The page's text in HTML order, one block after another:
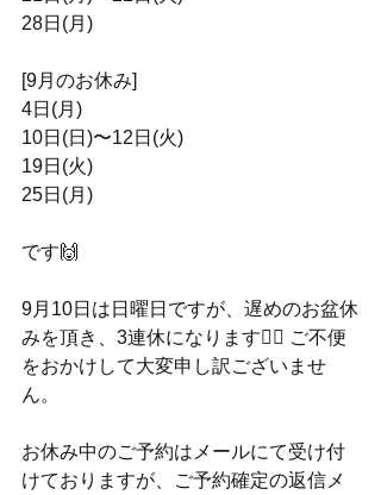
28日(月)
[9月のお休み]
4日(月)
10日(日)〜12日(火)
19日(火)
25日(月)
です🙌
9月10日は日曜日ですが、遅めのお盆休
みを頂き、3連休になります🙇‍♂️ ご不便
をおかけして大変申し訳ございませ
ん。
お休み中のご予約はメールにて受け付
けておりますが、ご予約確定の返信メ